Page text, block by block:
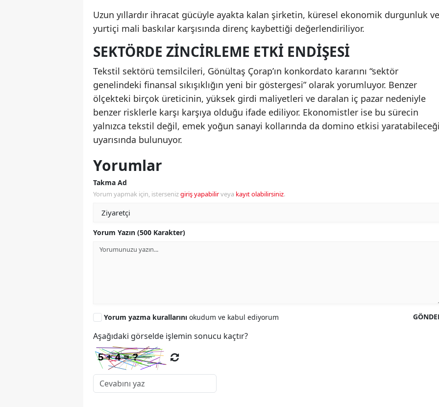
Uzun yıllardır ihracat gücüyle ayakta kalan şirketin, küresel ekonomik durgunluk ve
yurtiçi mali baskılar karşısında direnç kaybettiği değerlendiriliyor.
SEKTÖRDE ZINCIRLEME ETKI ENDIŞESI
Tekstil sektörü temsilcileri, Gönültaş Çorap’ın konkordato kararını “sektör
genelindeki finansal sıkışıklığın yeni bir göstergesi” olarak yorumluyor. Benzer
ölçekteki birçok üreticinin, yüksek girdi maliyetleri ve daralan iç pazar nedeniyle
benzer risklerle karşı karşıya olduğu ifade ediliyor. Ekonomistler ise bu sürecin
yalnızca tekstil değil, emek yoğun sanayi kollarında da domino etkisi
uyarısında bulunuyor.
Yorumlar
Takma Ad
Yorum yapmak için, istersenizgiriş yapabilirveya kayıt olabilirsiniz.
Yorum Yazın (500 Karakter)
Yorum yazma kurallarını okudum ve kabul ediyorum
Aşağıdaki görselde işlemin sonucu kaçtır?